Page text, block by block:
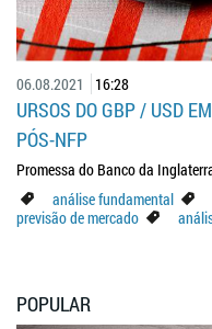
06.08.2021 16:28
URSOS DO GBP / USD
PÓS-NFP
Promessa do Banco da
análise fundamental
previsão de mercado
POPULAR